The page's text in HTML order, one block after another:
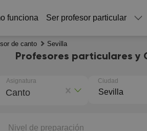
funciona Ser profesor particular
de canto Sevilla
Profesores particulares y
Asignatura
Canto
Ciudad
Nivel de preparación